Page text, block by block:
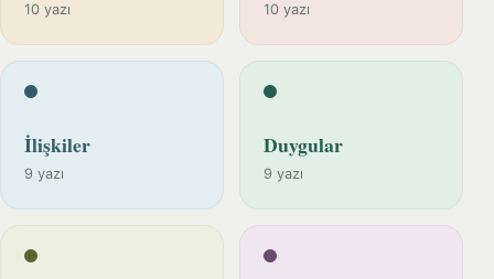
10 yazı 10 yazı
İlişkiler
9 yazı
Duygular
9 yazı